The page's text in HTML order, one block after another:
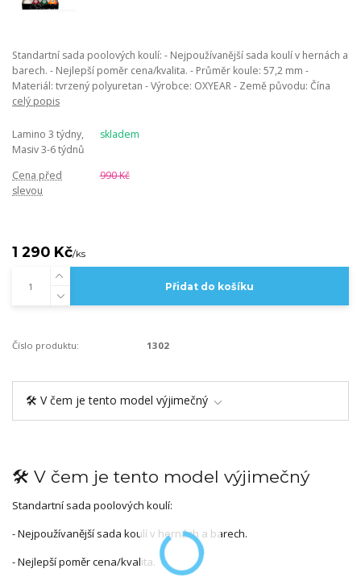
Standartní sada poolových koulí: - Nejpoužívanější sada koulí v hernách a
barech. - Nejlepší poměr cena/kvalita. - Průměr koule: 57,2 mm -
Materiál: tvrzený polyuretan - Výrobce: OXYEAR - Země původu: Čína
celý popis
Lamino 3 týdny,
Masiv 3-6 týdnů
skladem
Cena před
slevou
990 Kč
1 290 Kč/ks
Přidat do košíku
Číslo produktu: 1302
🛠️ V čem je tento model výjimečný
🛠️ V čem je tento model výjimečný
Standartní sada poolových koulí:
- Nejpoužívanější sada koulí v hernách a barech.
- Nejlepší poměr cena/kvalita.